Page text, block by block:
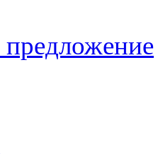
предложение